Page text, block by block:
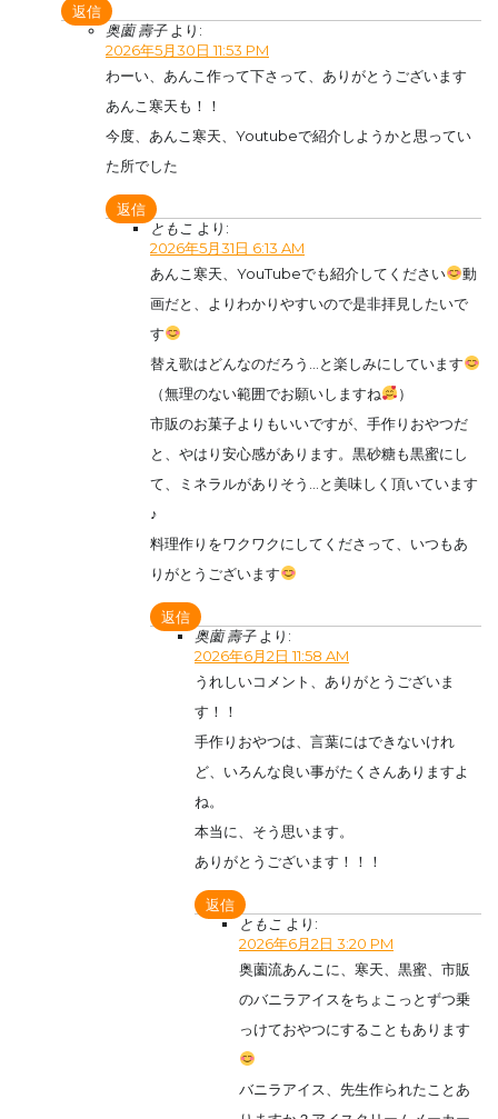
返信
奥薗 壽子 より:
2026年5月30日 11:53 PM
わーい、あんこ作って下さって、ありがとうございます
あんこ寒天も！！
今度、あんこ寒天、Youtubeで紹介しようかと思ってい
た所でした
返信
ともこ より:
2026年5月31日 6:13 AM
あんこ寒天、YouTubeでも紹介してください
動
画だと、よりわかりやすいので是非拝見したいで
す
替え歌はどんなのだろう…と楽しみにしています
（無理のない範囲でお願いしますね
）
市販のお菓子よりもいいですが、手作りおやつだ
と、やはり安心感があります。黒砂糖も黒蜜にし
て、ミネラルがありそう…と美味しく頂いています
♪
料理作りをワクワクにしてくださって、いつもあ
りがとうございます
返信
奥薗 壽子 より:
2026年6月2日 11:58 AM
うれしいコメント、ありがとうございま
す！！
手作りおやつは、言葉にはできないけれ
ど、いろんな良い事がたくさんありますよ
ね。
本当に、そう思います。
ありがとうございます！！！
返信
ともこ より:
2026年6月2日 3:20 PM
奥薗流あんこに、寒天、黒蜜、市販
のバニラアイスをちょこっとずつ乗
っけておやつにすることもあります
バニラアイス、先生作られたことあ